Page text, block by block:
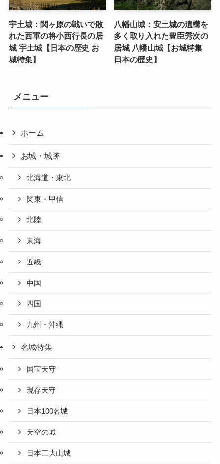
宇土城：関ヶ原の戦いで敗
れた西軍の将小西行長の居
城 宇土城【日本の歴史 お
城特集】
八幡山城：安土城の遺構を
多く取り入れた豊臣秀次の
居城 八幡山城【お城特集
日本の歴史】
メニュー
ホーム
お城・城跡
北海道・東北
関東・甲信
北陸
東海
近畿
中国
四国
九州・沖縄
名城特集
国宝天守
現存天守
日本100名城
天空の城
日本三大山城